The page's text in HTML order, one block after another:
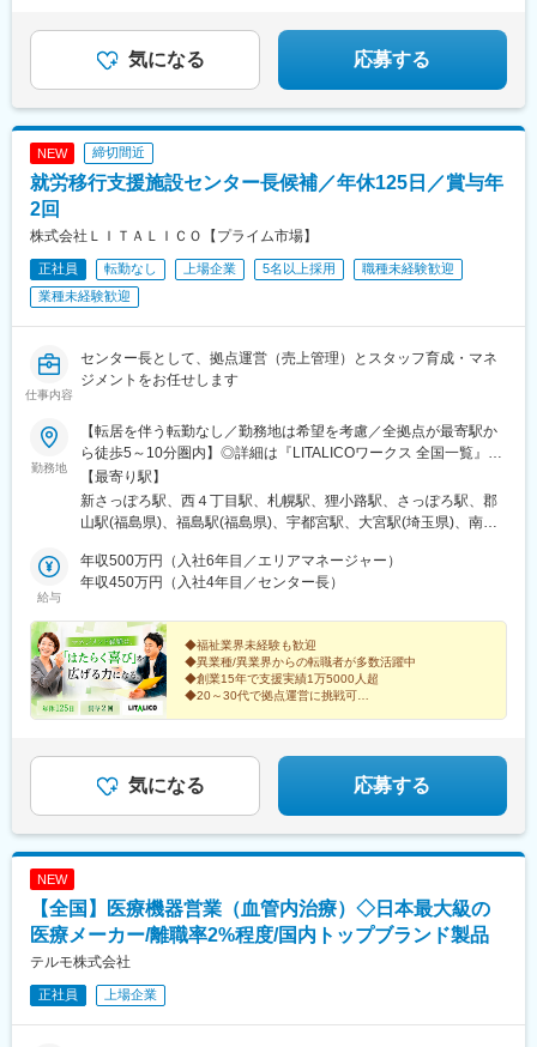
属先を決定予定。上記以外の拠点希望も歓迎※受動喫煙対策：屋内
全面禁煙
四条駅、四条大宮駅、四条駅(京都市営)、九条駅(京都府)、伏見桃
山駅、東梅田駅、倉敷駅、横川駅(広島県)、紙屋町東駅、松川町
横川一丁目駅、県庁前駅(広島県)、猿猴橋町駅、的場町駅
◎オンライン事業説明会開催中
気になる 応募する
NEW 締切間近
就労移行支援施設センター長候補／年休125日／賞与年
2回
株式会社ＬＩＴＡＬＩＣＯ【プライム市場】
正社員 転勤なし 上場企業 5名以上採用
職種未経験歓迎
業種未経験歓迎
仕事内容
センター長として、拠点運営（売上管理）とスタッフ育成・マネ
ジメントをお任せします
勤務地
【転居を伴う転勤なし／勤務地は希望を考慮／全拠点が最寄駅か
ら徒歩5～10分圏内】◎詳細は『LITALICOワークス 全国一覧』の
検索でご確認いただけます。■北海道：札幌、函館■福島県：福
島、郡山■栃木県：宇都宮■埼玉県：さいたま、和光、所沢、越
谷、草加、朝霞■千葉県：千葉、柏、船橋、松戸、市原■東京都：
横須賀、大和、厚木■静岡県：静岡、浜松、富士■愛知県：名古
屋、春日井、尾張旭、豊明、一宮、豊田、岡崎■新潟県：新潟■富
宇治■岡山県：倉敷■広島県：広島、福山■熊本県：熊本■福岡県：
久留米※上記には新規開設予定（住所未確定）の拠点もございま
す。※上記以外の拠点希望も歓迎※別拠点（ご希望エリア内）での
ご案内になる可能性あり※受動喫煙対策：屋内全面禁煙★全国に拠
点があり事例も豊富！共通の相談チャットで、拠点を超えて相談
【最寄り駅】
新さっぽろ駅、西４丁目駅、札幌駅、狸小路駅、さっぽろ駅、郡
山駅(福島県)、福島駅(福島県)、宇都宮駅、大宮駅(埼玉県)、南与
柏駅、西船橋駅、松戸駅、水道橋駅、錦糸町駅、岩本町駅、日暮
里駅(舎人ライナー)、葛西駅、新板橋駅、亀有駅、新小岩駅、向原
中目黒駅、南新宿駅、新宿御苑前駅、京王八王子駅、三鷹駅、府
中駅(東京都)、立川南駅、立川北駅、センター南駅、新横浜駅、関
内駅、桜木町駅、戸塚駅、京急川崎駅、川崎駅、二俣川駅、本厚
木駅、新潟駅、新静岡駅、浜松駅、丸の内駅(愛知県)、名鉄名古屋
駅、久屋大通駅、岩塚駅、高蔵寺駅、藤が丘駅(愛知県)、八事駅、
崎駅、北新地駅、大阪梅田駅(阪急線)、西梅田駅、西中島南方駅、
石橋阪大前駅、京都河原町駅、烏丸御池駅、大宮駅(京都府)、京都
新橋駅、代官山駅、新宿駅、新宿三丁目駅、八王子駅、府中競馬
正門前駅、立川駅、日本大通り駅、静岡駅、第一通り駅、伏見駅
(愛知県)、近鉄名古屋駅、栄町駅(愛知県)、大曽根駅、名鉄一宮
阪府・阪神線)、新大阪駅、祇園四条駅、四条駅(京都市営)、四条
給与
年収500万円（入社6年目／エリアマネージャー）
年収450万円（入社4年目／センター長）
◆福祉業界未経験も歓迎
◆異業種/異業界からの転職者が多数活躍中
◆創業15年で支援実績1万5000人超
◆20～30代で拠点運営に挑戦可
気になる 応募する
NEW
【全国】医療機器営業（血管内治療）◇日本最大級の
医療メーカー/離職率2%程度/国内トップブランド製品
テルモ株式会社
正社員 上場企業